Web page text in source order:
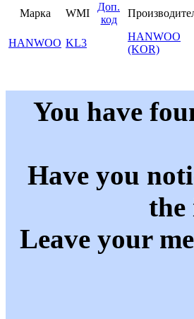
Марка WMI
Доп.
код
HANWOO KL3
HANWOO
(KOR)
You have
Have you
the
Leave your